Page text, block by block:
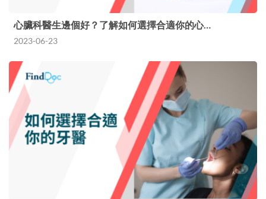
心臟科醫生邊個好？了解如何選擇合適你的心…
2023-06-23